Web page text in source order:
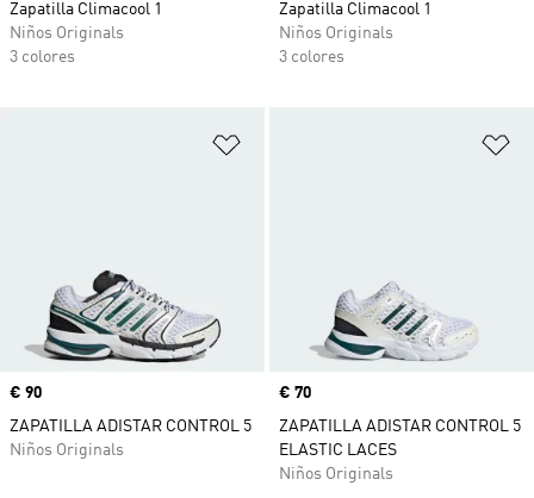
Zapatilla Climacool 1
Niños Originals
3 colores
Zapatilla Climacool 1
Niños Originals
3 colores
Precio
€ 90
ZAPATILLA ADISTAR CONTROL 5
Niños Originals
Precio
€ 70
ZAPATILLA ADISTAR CONTROL 5
ELASTIC LACES
Niños Originals